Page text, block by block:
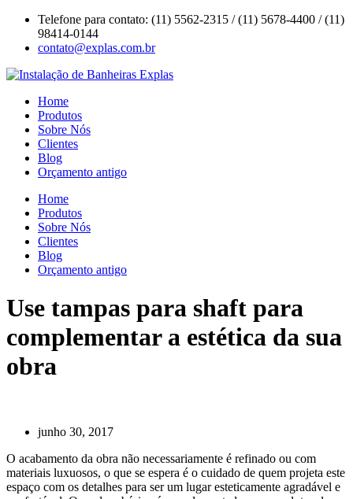
Telefone para contato: (11) 5562-2315 / (11) 5678-4400 / (11)
98414-0144
contato@explas.com.br
Home
Produtos
Sobre Nós
Clientes
Blog
Orçamento antigo
Home
Produtos
Sobre Nós
Clientes
Blog
Orçamento antigo
Use tampas para shaft para
complementar a estética da sua
obra
junho 30, 2017
O acabamento da obra não necessariamente é refinado ou com
materiais luxuosos, o que se espera é o cuidado de quem projeta este
espaço com os detalhes para ser um lugar esteticamente agradável e